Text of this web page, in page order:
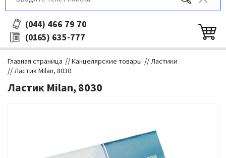
(044) 466 79 70
(0165) 635-777
Главная страница //Канцелярские товары //Ластики
//Ластик Milan, 8030
Ластик Milan, 8030